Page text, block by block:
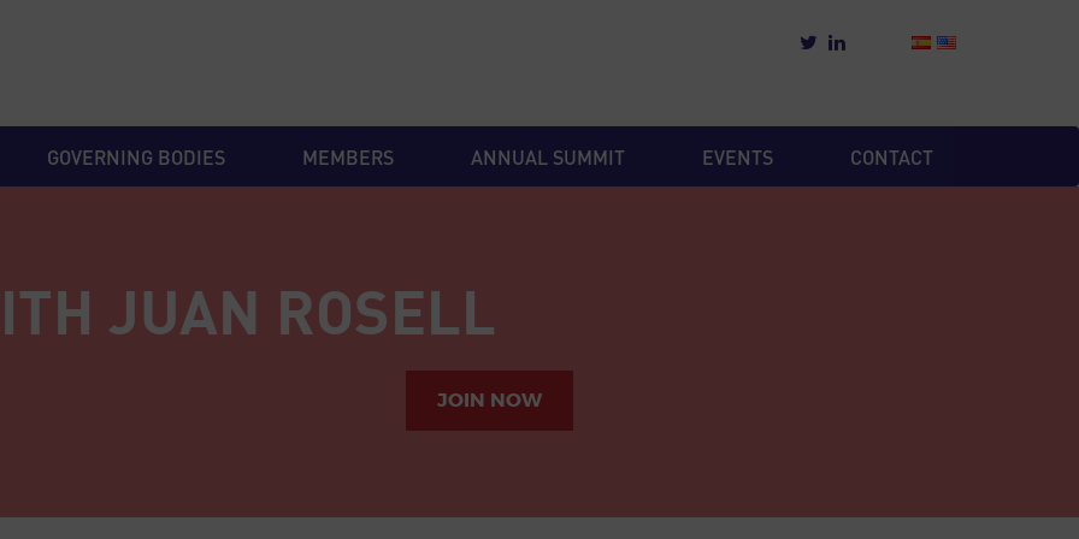
GOVERNING BODIES MEMBERS ANNUAL SUMMIT EVENTS CONTACT
JUAN ROSELL
JOIN NOW